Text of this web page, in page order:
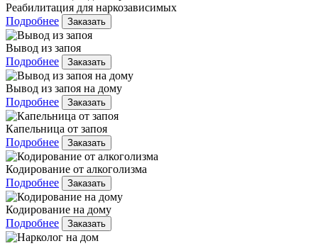
Реабилитация для наркозависимых
Подробнее
Заказать
Вывод из запоя
Подробнее
Заказать
Вывод из запоя на дому
Подробнее
Заказать
Капельница от запоя
Подробнее
Заказать
Кодирование от алкоголизма
Подробнее
Заказать
Кодирование на дому
Подробнее
Заказать